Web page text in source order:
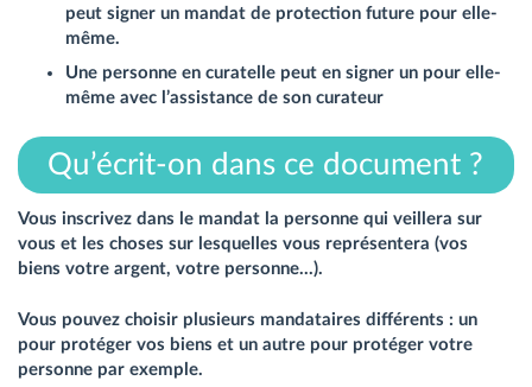
peut signer un mandat de protection future pour elle-
même.
Une personne en curatelle peut en signer un pour elle-
même avec l’assistance de son curateur
Qu’écrit-on dans ce document ?
Vous inscrivez dans le mandat la personne qui veillera sur
vous et les choses sur lesquelles vous représentera (vos
biens votre argent, votre personne…).
Vous pouvez choisir plusieurs mandataires différents : un
pour protéger vos biens et un autre pour protéger votre
personne par exemple.